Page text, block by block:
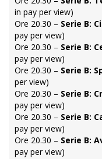
in pay per view)
Ore 20.30 – Serie B:
pay per view)
Ore 20.30 – Serie B:
pay per view)
Ore 20.30 – Serie B:
per view)
Ore 20.30 – Serie B:
pay per view)
Ore 20.30 – Serie B:
pay per view)
Ore 20.30 – Serie B:
pay per view)